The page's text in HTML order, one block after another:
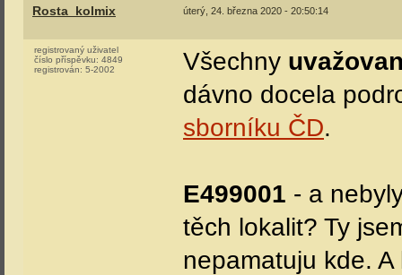
Rosta_kolmix úterý, 24. března 2020 - 20:50:14
registrovaný uživatel
číslo příspěvku: 4849
registrován: 5-2002 Všechny
dávno docela
sborníku ČD.
E499001 - a
těch lokalit? Ty
nepamatuju kde.